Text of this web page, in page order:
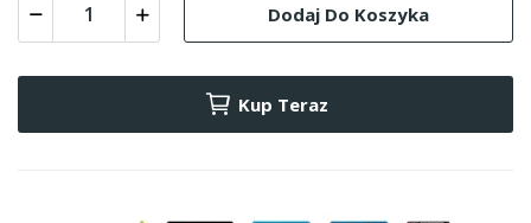
Dodaj Do Koszyka
Kup Teraz